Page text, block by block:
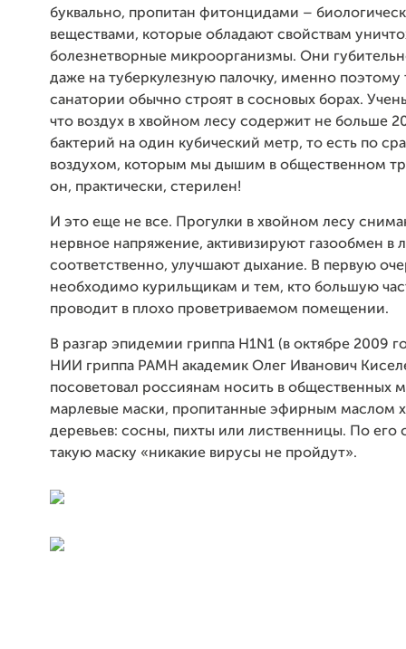
буквально, пропитан фитонцидами –
веществами, которые обладают свойствам
болезнетворные микроорганизмы. Они
даже на туберкулезную палочку, именно поэтому
санатории обычно строят в сосновых борах.
что воздух в хвойном лесу содержит не больше
бактерий на один кубический метр, то есть по
воздухом, которым мы дышим в общественном
он, практически, стерилен!
И это еще не все. Прогулки в хвойном лесу
нервное напряжение, активизируют газообмен в
соответственно, улучшают дыхание. В первую
необходимо курильщикам и тем, кто большую
проводит в плохо проветриваемом помещении.
В разгар эпидемии гриппа H1N1 (в октябре 2009
НИИ гриппа РАМН академик Олег Иванович
посоветовал россиянам носить в общественных
марлевые маски, пропитанные эфирным маслом
деревьев: сосны, пихты или лиственницы. По его
такую маску «никакие вирусы не пройдут».